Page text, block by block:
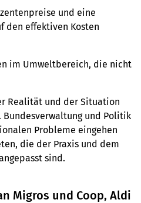
und eine
den effektiven Kosten
im Umweltbereich, die nicht
Realität und der Situation
und Politik
Probleme eingehen
die der Praxis und dem
sind.
Migros und Coop, Aldi